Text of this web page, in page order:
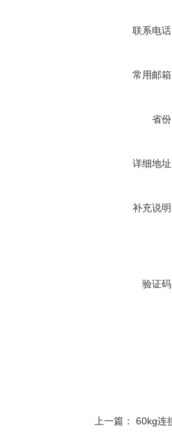
联系电
常用邮
省
详细地
补充说
验证
上一篇： 60kg连